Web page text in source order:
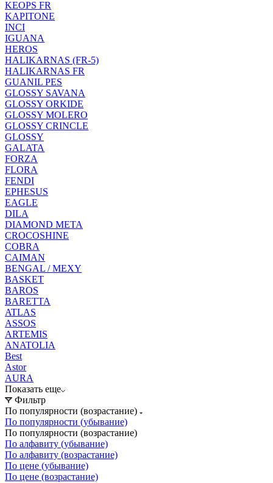
KEOPS FR
KAPITONE
INCI
IGUANA
HEROS
HALIKARNAS (FR-5)
HALIKARNAS FR
GUANIL PES
GLOSSY SAVANA
GLOSSY ORKIDE
GLOSSY MOLERO
GLOSSY CRINCLE
GLOSSY
GALATA
FORZA
FLORA
FENDI
EPHESUS
EAGLE
DILA
DIAMOND META
CROCOSHINE
COBRA
CAIMAN
BENGAL / MEXY
BASKET
BAROS
BARETTA
ATLAS
ASSOS
ARTEMIS
ANATOLIA
Best
Astor
AURA
Показать еще
Фильтр
По популярности (возрастание)
По популярности (убывание)
По популярности (возрастание)
По алфавиту (убывание)
По алфавиту (возрастание)
По цене (убывание)
По цене (возрастание)